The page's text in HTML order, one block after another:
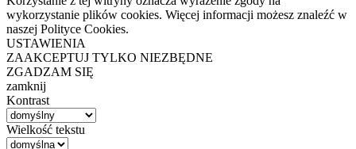
wykorzystanie plików cookies. Więcej informacji możesz znaleźć w
naszej Polityce Cookies.
USTAWIENIA
ZAAKCEPTUJ TYLKO NIEZBĘDNE
ZGADZAM SIĘ
zamknij
Kontrast
Wielkość tekstu